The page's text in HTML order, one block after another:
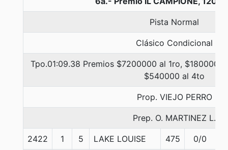
Pista Normal
Clásico Condicional
Tpo.01:09.38 Premios $7200000 al 1ro,
$540000 al 4to
Prop. VIEJO PERRO
Prep. O. MARTINEZ L.
2422 1 5 LAKE LOUISE 475 0/0